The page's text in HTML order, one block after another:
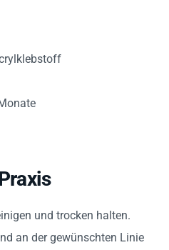
und trocken halten.
an der gewünschten Linie